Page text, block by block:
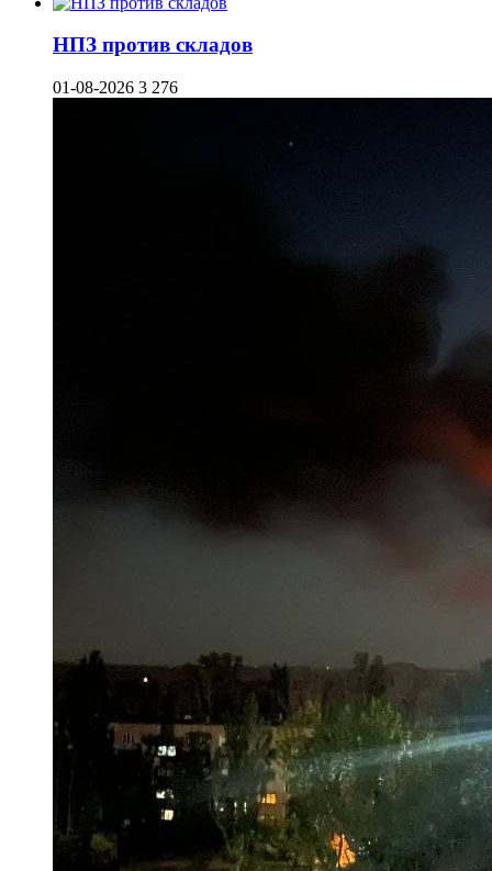
НПЗ против складов
01-08-2026 3 276